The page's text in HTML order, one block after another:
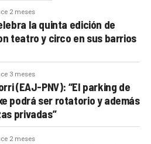
2 meses
la quinta edición de
teatro y circo en sus barrios
3 meses
(EAJ-PNV): “El parking de
podrá ser rotatorio y además
privadas”
2 meses